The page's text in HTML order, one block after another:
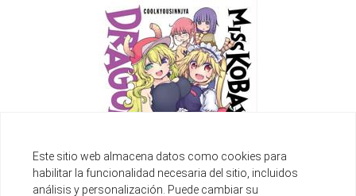
Este sitio web almacena datos como cookies para
habilitar la funcionalidad necesaria del sitio, incluidos
análisis y personalización. Puede cambiar su